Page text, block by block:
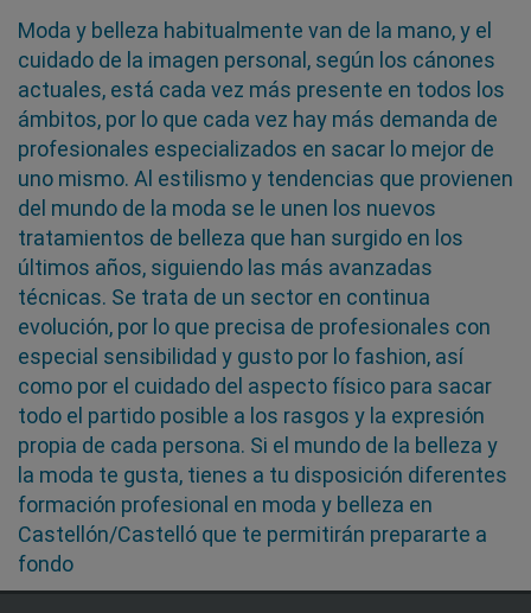
Moda y belleza habitualmente van de la mano, y el
cuidado de la imagen personal, según los cánones
actuales, está cada vez más presente en todos los
ámbitos, por lo que cada vez hay más demanda de
profesionales especializados en sacar lo mejor de
uno mismo. Al estilismo y tendencias que provienen
del mundo de la moda se le unen los nuevos
tratamientos de belleza que han surgido en los
últimos años, siguiendo las más avanzadas
técnicas. Se trata de un sector en continua
evolución, por lo que precisa de profesionales con
especial sensibilidad y gusto por lo fashion, así
como por el cuidado del aspecto físico para sacar
todo el partido posible a los rasgos y la expresión
propia de cada persona. Si el mundo de la belleza y
la moda te gusta, tienes a tu disposición diferentes
formación profesional en moda y belleza en
Castellón/Castelló que te permitirán prepararte a
fondo